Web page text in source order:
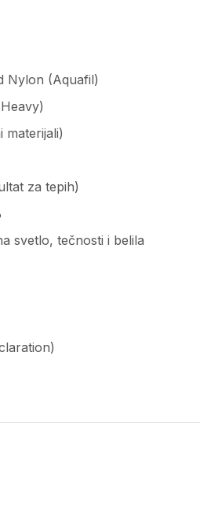
Nylon (Aquafil)
materijali)
za tepih)
svetlo, tečnosti i belila